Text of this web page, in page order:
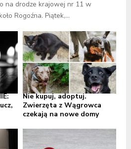
na drodze krajowej nr 11 w
Rogoźna. Piątek,...
Nie kupuj, adoptuj.
Zwierzęta z Wągrowca
czekają na nowe domy